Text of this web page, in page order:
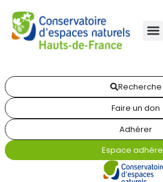
Recherche
Faire un don
Adhérer
Espace